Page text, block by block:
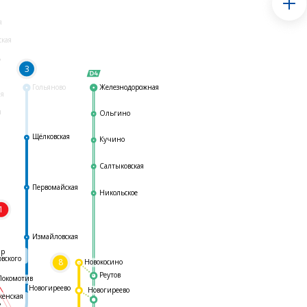
Гольяново
3
8
Железнодорожная
Ольгино
Кучино
Салтыковская
Никольское
Реутов
Измайловская
Первомайская
Щёлковская
Новогиреево
Новогиреево
Новокосино